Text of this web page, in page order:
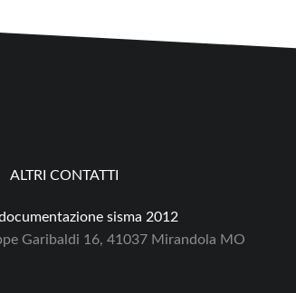
ALTRI CONTATTI
sisma 2012
Garibaldi 16, 41037 Mirandola MO